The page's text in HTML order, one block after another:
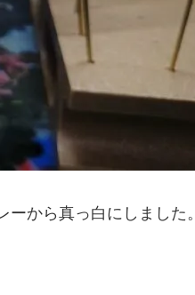
ーから真っ白にしました。